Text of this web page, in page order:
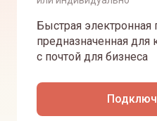
Быстрая электронная
предназначенная
с почтой для бизнеса